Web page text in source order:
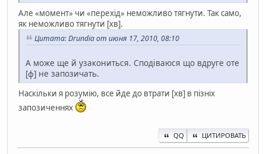
Але «момент» чи «перехід» неможливо тягнути. Так само,
як неможливо тягнути [хв].
Цитата: Drundia от июня 17, 2010, 08:10
А може ще й узакониться. Сподіваюся що вдруге оте
[ф] не запозичать.
Наскільки я розумію, все йде до втрати [хв] в пізніх
запозиченнях
QQ ЦИТИРОВАТЬ